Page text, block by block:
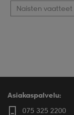
Naisten vaatteet
Asiakaspalvelu:
075 325 2200